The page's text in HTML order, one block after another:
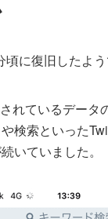
に復旧したよう
れているデータ
検索といった
いていました。